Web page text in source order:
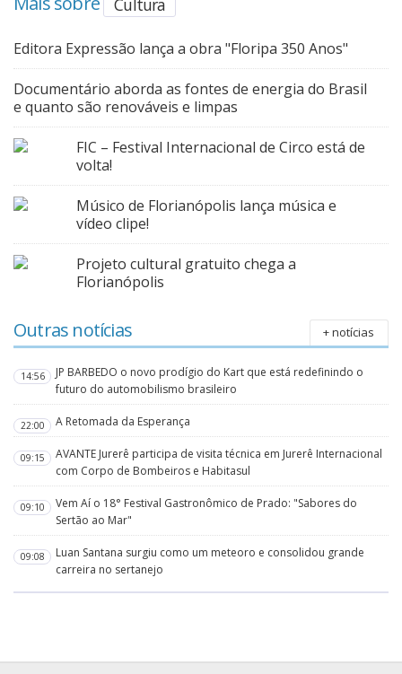
Editora Expressão lança a obra "Floripa 350 Anos"
Documentário aborda as fontes de energia do Brasil
e quanto são renováveis e limpas
FIC – Festival Internacional de Circo está de
volta!
Músico de Florianópolis lança música e
vídeo clipe!
Projeto cultural gratuito chega a
Florianópolis
Outras notícias + notícias
14:56
JP BARBEDO o novo prodígio do Kart que está redefinindo o
futuro do automobilismo brasileiro
22:00 A Retomada da Esperança
09:15
AVANTE Jurerê participa de visita técnica em Jurerê Internacional
com Corpo de Bombeiros e Habitasul
09:10
Vem Aí o 18° Festival Gastronômico de Prado: "Sabores do
Sertão ao Mar"
09:08
Luan Santana surgiu como um meteoro e consolidou grande
carreira no sertanejo